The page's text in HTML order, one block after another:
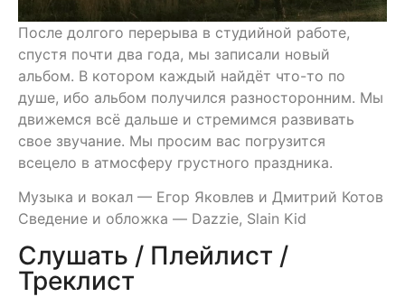
После долгого перерыва в студийной работе,
спустя почти два года, мы записали новый
альбом. В котором каждый найдёт что-то по
душе, ибо альбом получился разносторонним. Мы
движемся всё дальше и стремимся развивать
свое звучание. Мы просим вас погрузится
всецело в атмосферу грустного праздника.
Музыка и вокал — Егор Яковлев и Дмитрий Котов
Сведение и обложка — Dazzie, Slain Kid
Слушать / Плейлист /
Треклист